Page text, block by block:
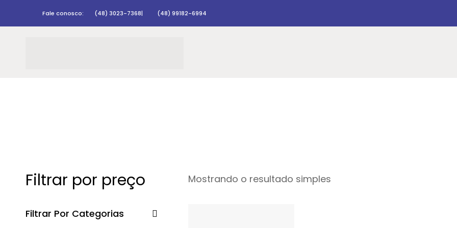
Fale conosco: (48) 3023-7368| (48) 99182-6994
Filtrar por preço
Filtrar Por Categorias
Mostrando o resultado simples